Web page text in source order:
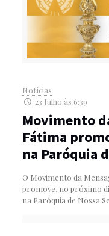
Notícias
23 Julho às 6:39
Movimento
Fátima
na Paróquia
O Movimento da
promove, no próximo
na Paróquia de Nossa